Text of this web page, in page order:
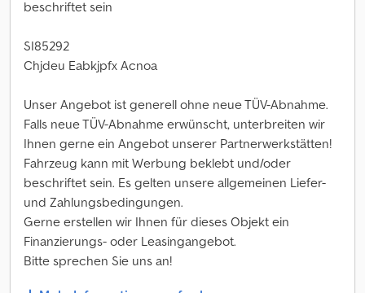
beschriftet sein
SI85292
Chjdeu Eabkjpfx Acnoa
Unser Angebot ist generell ohne neue TÜV-Abnahme.
Falls neue TÜV-Abnahme erwünscht, unterbreiten wir
Ihnen gerne ein Angebot unserer Partnerwerkstätten!
Fahrzeug kann mit Werbung beklebt und/oder
beschriftet sein. Es gelten unsere allgemeinen Liefer-
und Zahlungsbedingungen.
Gerne erstellen wir Ihnen für dieses Objekt ein
Finanzierungs- oder Leasingangebot.
Bitte sprechen Sie uns an!